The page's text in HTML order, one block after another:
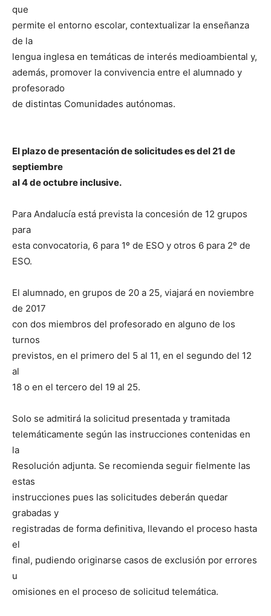
que
permite el entorno escolar, contextualizar la enseñanza
de la
lengua inglesa en temáticas de interés medioambiental y,
además, promover la convivencia entre el alumnado y
profesorado
de distintas Comunidades autónomas.
El plazo de presentación de solicitudes es del 21 de
septiembre
al 4 de octubre inclusive.
Para Andalucía está prevista la concesión de 12 grupos
para
esta convocatoria, 6 para 1º de ESO y otros 6 para 2º de
ESO.
El alumnado, en grupos de 20 a 25, viajará en noviembre
de 2017
con dos miembros del profesorado en alguno de los
turnos
previstos, en el primero del 5 al 11, en el segundo del 12
al
18 o en el tercero del 19 al 25.
Solo se admitirá la solicitud presentada y tramitada
telemáticamente según las instrucciones contenidas en
la
Resolución adjunta. Se recomienda seguir fielmente las
estas
instrucciones pues las solicitudes deberán quedar
grabadas y
registradas de forma definitiva, llevando el proceso hasta
el
final, pudiendo originarse casos de exclusión por errores
u
omisiones en el proceso de solicitud telemática.